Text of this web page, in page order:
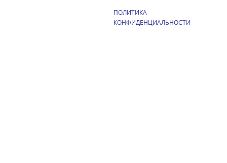
ПОЛИТИКА
КОНФИДЕНЦИАЛЬНОСТИ